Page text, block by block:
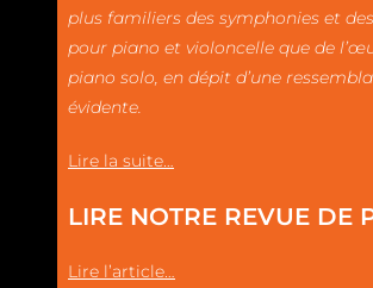
plus familiers des symphonies et
pour piano et violoncelle que de
piano solo, en dépit d’une
évidente.
Lire la suite…
LIRE NOTRE REVUE DE
Lire l’article…